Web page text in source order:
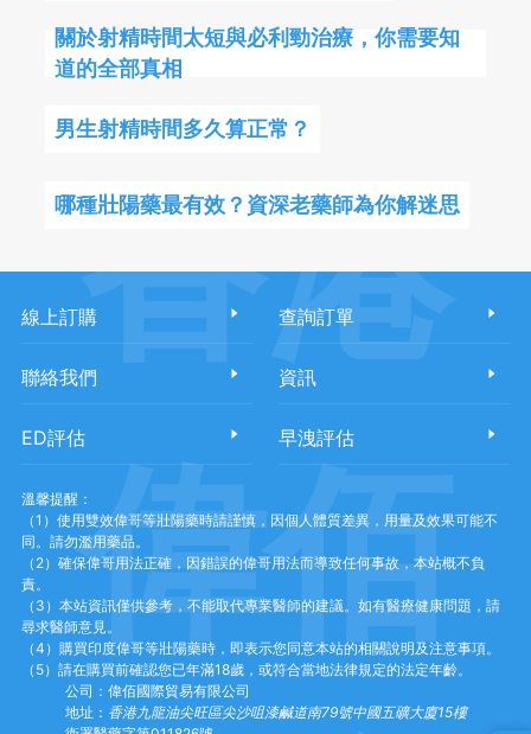
關於射精時間太短與必利勁治療，你需要知
道的全部真相
男生射精時間多久算正常？
哪種壯陽藥最有效？資深老藥師為你解迷思
線上訂購 查詢訂單
聯絡我們 資訊
ED評估 早洩評估
溫馨提醒：
（1）使用雙效偉哥等壯陽藥時請謹慎，因個人體質差異，用量及效果可能不
同。請勿濫用藥品。
（2）確保偉哥用法正確，因錯誤的偉哥用法而導致任何事故，本站概不負
責。
（3）本站資訊僅供參考，不能取代專業醫師的建議。如有醫療健康問題，請
尋求醫師意見。
（4）購買印度偉哥等壯陽藥時，即表示您同意本站的相關說明及注意事項。
（5）請在購買前確認您已年滿18歲，或符合當地法律規定的法定年齡。
公司：偉佰國際貿易有限公司
地址： 香港九龍油尖旺區尖沙咀漆鹹道南79號中國五礦大廈15樓
香港
偉佰